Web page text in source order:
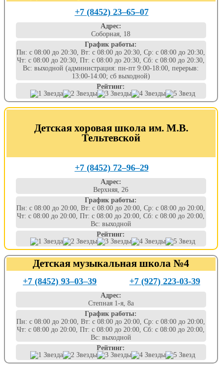
+7 (8452) 23‒65‒07
Адрес:
Соборная, 18
График работы:
Пн: с 08:00 до 20:30, Вт: с 08:00 до 20:30, Ср: с 08:00 до 20:30,
Чт: с 08:00 до 20:30, Пт: с 08:00 до 20:30, Сб: с 08:00 до 20:30,
Вс: выходной (администрация: пн-пт 9:00-18:00, перерыв:
13:00-14:00; сб выходной)
Рейтинг:
Детская хоровая школа им. М.В.
Тельтевской
+7 (8452) 72‒96‒29
Адрес:
Верхняя, 26
График работы:
Пн: с 08:00 до 20:00, Вт: с 08:00 до 20:00, Ср: с 08:00 до 20:00,
Чт: с 08:00 до 20:00, Пт: с 08:00 до 20:00, Сб: с 08:00 до 20:00,
Вс: выходной
Рейтинг:
Детская музыкальная школа №4
+7 (8452) 93‒03‒39 +7 (927) 223-03-39
Адрес:
Степная 1-я, 8а
График работы:
Пн: с 08:00 до 20:00, Вт: с 08:00 до 20:00, Ср: с 08:00 до 20:00,
Чт: с 08:00 до 20:00, Пт: с 08:00 до 20:00, Сб: с 08:00 до 20:00,
Вс: выходной
Рейтинг: